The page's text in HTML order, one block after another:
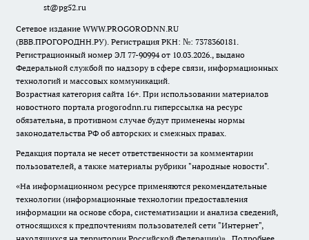
st@pg52.ru
Сетевое издание WWW.PROGORODNN.RU
(ВВВ.ПРОГОРОДНН.РУ). Регистрация РКН: №: 7378360181.
Регистрационный номер ЭЛ 77-90994 от 10.03.2026., выдано
Федеральной службой по надзору в сфере связи, информационных
технологий и массовых коммуникаций.
Возрастная категория сайта 16+. При использовании материалов
новостного портала progorodnn.ru гиперссылка на ресурс
обязательна, в противном случае будут применены нормы
законодательства РФ об авторских и смежных правах.
Редакция портала не несет ответственности за комментарии
пользователей, а также материалы рубрики "народные новости".
«На информационном ресурсе применяются рекомендательные
технологии (информационные технологии предоставления
информации на основе сбора, систематизации и анализа сведений,
относящихся к предпочтениям пользователей сети "Интернет",